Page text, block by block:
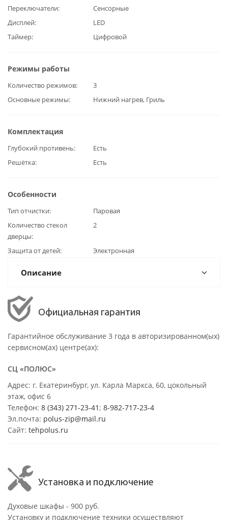
Переключатели
Сенсорные
Дисплей
LED
Таймер
Цифровой
Режимы работы
Количество режимов
3
Основные режимы
Нижний нагрев, Гриль
Комплектация
Глубокий противень
Есть
Решётка
Есть
Особенности
Тип отчистки
Паровая
Количество стекол
дверцы
2
Защита от детей Электронная
Описание
Официальная гарантия
Гарантийное обслуживание 3 года в авторизированном(ых)
сервисном(ах) центре(ах):
СЦ «ПОЛЮС»
Адрес: г. Екатеринбург, ул. Карла Маркса, 60, цокольный
этаж, офис 6
Телефон: 8 (343) 271-23-41 ; 8-982-717-23-4
Эл.почта: polus-zip@mail.ru
Сайт: tehpolus.ru
Установка и подключение
Духовые шкафы - 900 руб.
Установку и подключение техники осуществляют